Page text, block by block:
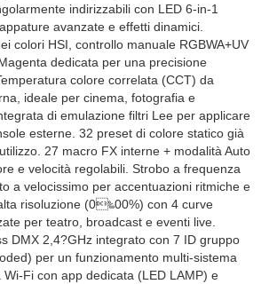
indirizzabili con LED 6-in-1
avanzate e effetti dinamici.
colori HSI, controllo manuale RGBWA+UV
dedicata per una precisione
colore correlata (CCT) da
ideale per cinema, fotografia e
di emulazione filtri Lee per applicare
esterne. 32 preset di colore statico già
27 macro FX interne + modalità Auto
e velocità regolabili. Strobo a frequenza
a velocissimo per accentuazioni ritmiche e
risoluzione (0‱00%) con 4 curve
per teatro, broadcast e eventi live.
DMX 2,4?GHz integrato con 7 ID gruppo
per un funzionamento multi-sistema
Fi con app dedicata (LED LAMP) e